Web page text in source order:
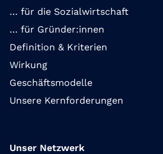
… für die Sozialwirtschaft
… für Gründer:innen
Definition & Kriterien
Wirkung
Geschäftsmodelle
Unsere Kernforderungen
Unser Netzwerk